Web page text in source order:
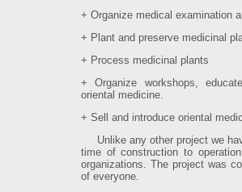
+ Organize medical examination
+ Plant and preserve medicinal
+ Process medicinal plants
+ Organize workshops,
oriental medicine.
+ Sell and introduce oriental
Unlike any other project we
time of construction to
organizations. The project was
of everyone.